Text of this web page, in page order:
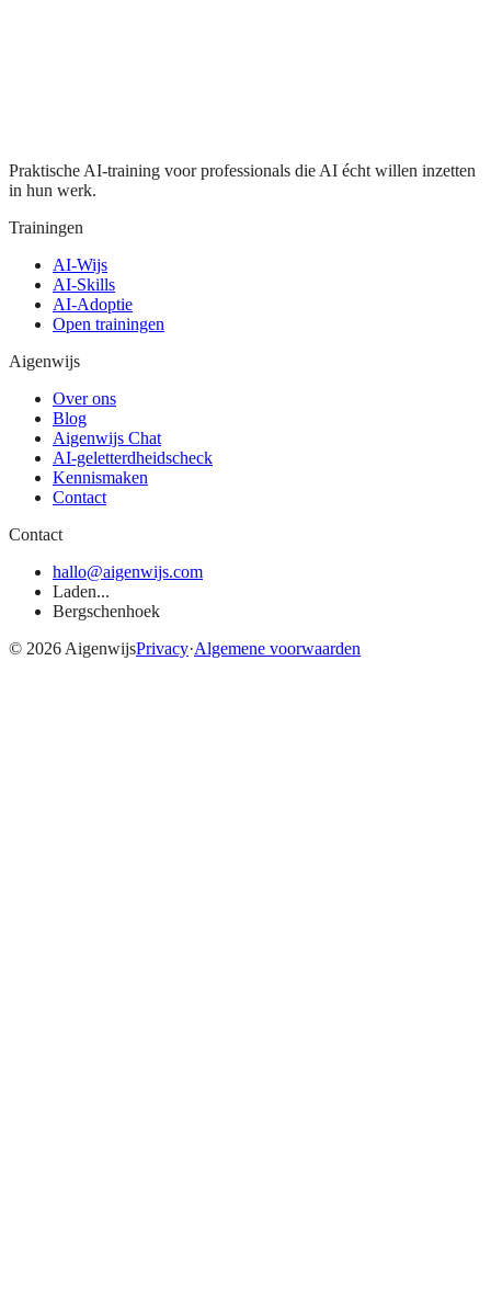
Praktische AI-training voor professionals die AI écht willen inzetten
in hun werk.
Trainingen
AI-Wijs
AI-Skills
AI-Adoptie
Open trainingen
Aigenwijs
Over ons
Blog
Aigenwijs Chat
AI-geletterdheidscheck
Kennismaken
Contact
Contact
hallo@aigenwijs.com
Laden...
Bergschenhoek
© 2026 AigenwijsPrivacy·Algemene voorwaarden